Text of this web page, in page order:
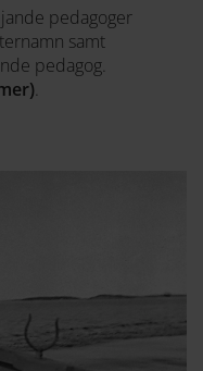
pedagoger
samt
pedagog.
.